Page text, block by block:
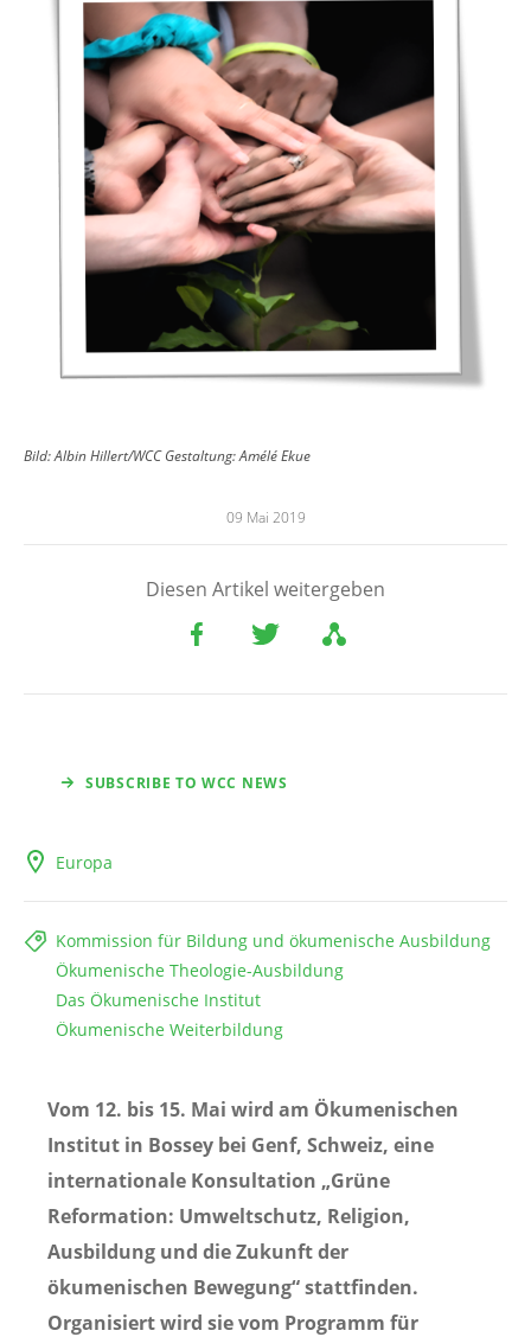
Bild: Albin Hillert/WCC Gestaltung: Amélé Ekue
09 Mai 2019
Diesen Artikel weitergeben
SUBSCRIBE TO WCC NEWS
Europa
Kommission für Bildung und ökumenische Ausbildung
Ökumenische Theologie-Ausbildung
Das Ökumenische Institut
Ökumenische Weiterbildung
Vom 12. bis 15. Mai wird am Ökumenischen
Institut in Bossey bei Genf, Schweiz, eine
internationale Konsultation „Grüne
Reformation: Umweltschutz, Religion,
Ausbildung und die Zukunft der
ökumenischen Bewegung“ stattfinden.
Organisiert wird sie vom Programm für